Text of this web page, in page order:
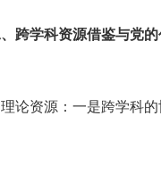
跨学科资源借鉴与党的
论资源：一是跨学科